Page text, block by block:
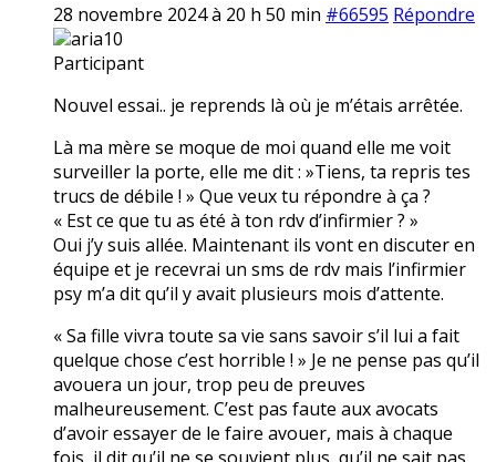
28 novembre 2024 à 20 h 50 min #66595 Répondre
aria10
Participant
Nouvel essai.. je reprends là où je m’étais arrêtée.
Là ma mère se moque de moi quand elle me voit
surveiller la porte, elle me dit : »Tiens, ta repris tes
trucs de débile ! » Que veux tu répondre à ça ?
« Est ce que tu as été à ton rdv d’infirmier ? »
Oui j’y suis allée. Maintenant ils vont en discuter en
équipe et je recevrai un sms de rdv mais l’infirmier
psy m’a dit qu’il y avait plusieurs mois d’attente.
« Sa fille vivra toute sa vie sans savoir s’il lui a fait
quelque chose c’est horrible ! » Je ne pense pas qu’il
avouera un jour, trop peu de preuves
malheureusement. C’est pas faute aux avocats
d’avoir essayer de le faire avouer, mais à chaque